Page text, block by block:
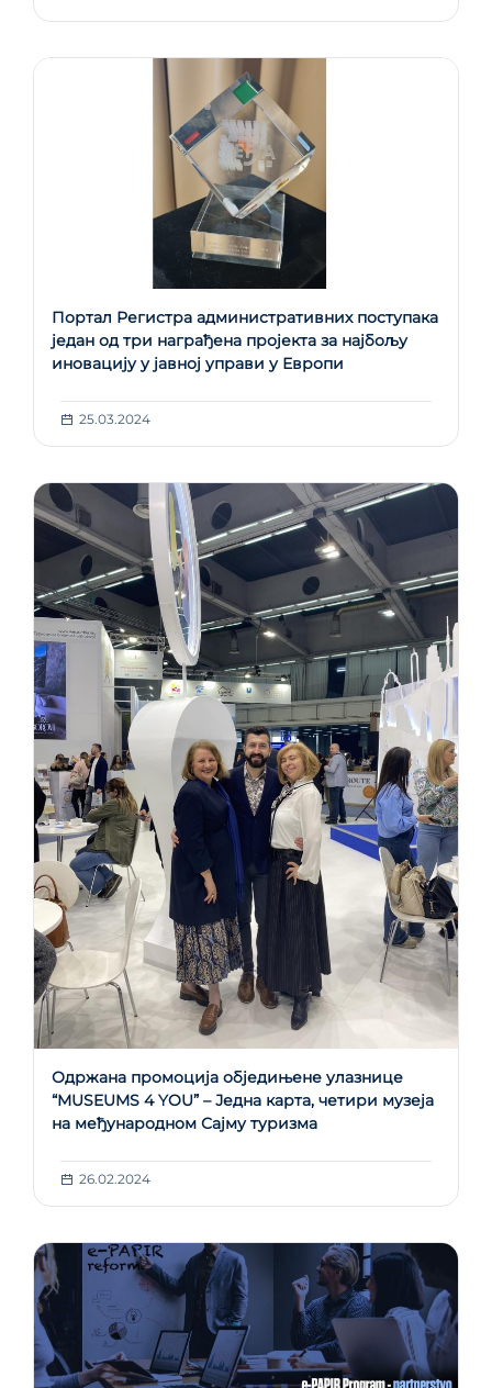
Портал Регистра административних поступака
један од три награђена пројекта за најбољу
иновацију у јавној управи у Европи
25.03.2024
Одржана промоција обједињене улазнице
“MUSEUMS 4 YOU” – Једна карта, четири музеја
на међународном Сајму туризма
26.02.2024